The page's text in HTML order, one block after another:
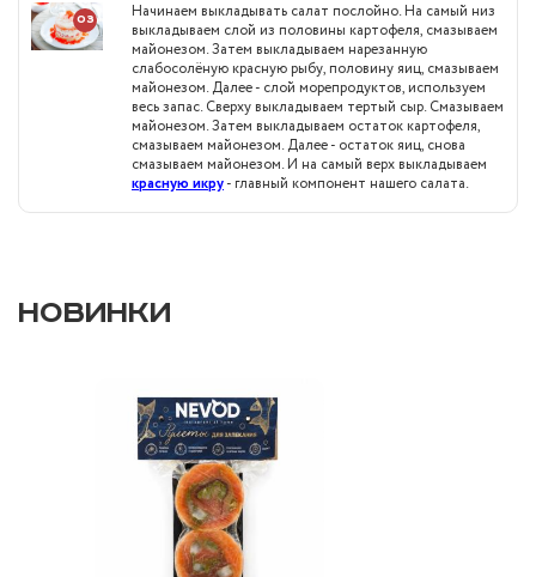
03
Начинаем выкладывать салат послойно. На самый низ
выкладываем слой из половины картофеля, смазываем
майонезом. Затем выкладываем нарезанную
слабосолёную красную рыбу, половину яиц, смазываем
майонезом. Далее - слой морепродуктов, используем
весь запас. Сверху выкладываем тертый сыр. Смазываем
майонезом. Затем выкладываем остаток картофеля,
смазываем майонезом. Далее - остаток яиц, снова
смазываем майонезом. И на самый верх выкладываем
красную икру- главный компонент нашего салата.
НОВИНКИ